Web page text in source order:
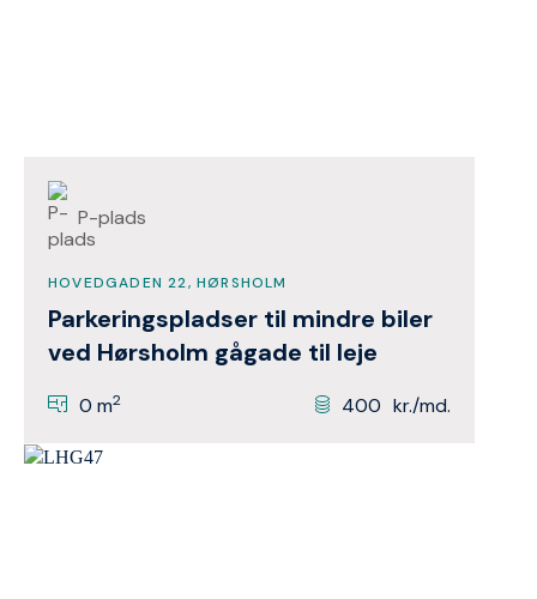
P-plads
HOVEDGADEN 22, HØRSHOLM
Parkeringspladser til mindre biler
ved Hørsholm gågade til leje
0 m2 400 kr./md.